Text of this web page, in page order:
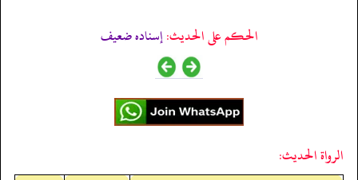
الحكم على الحديث:إسناده ضعيف
الرواة الحديث: